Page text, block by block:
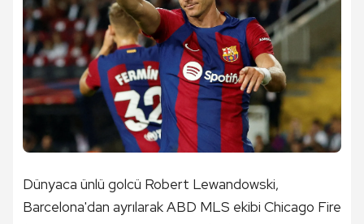
Dünyaca ünlü golcü Robert Lewandowski,
Barcelona'dan ayrılarak ABD MLS ekibi Chicago Fire